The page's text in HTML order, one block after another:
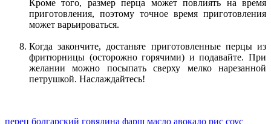
Кроме того, размер перца может повлиять на время
приготовления, поэтому точное время приготовления
может варьироваться.
Когда закончите, достаньте приготовленные перцы из
фритюрницы (осторожно горячими) и подавайте. При
желании можно посыпать сверху мелко нарезанной
петрушкой. Наслаждайтесь!
перец болгарский говядина фарш масло авокадо рис соус